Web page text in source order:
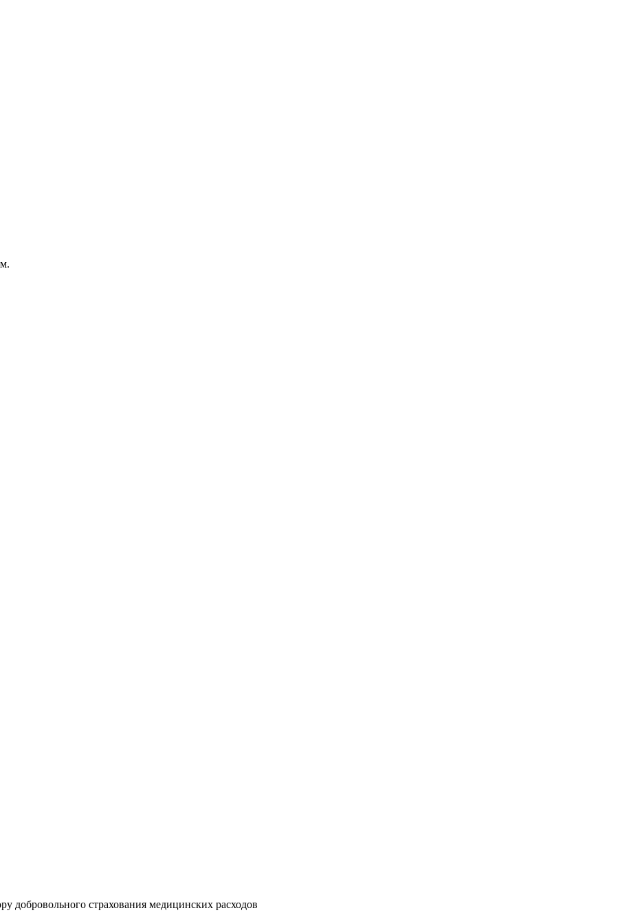
добровольного страхования медицинских расходов